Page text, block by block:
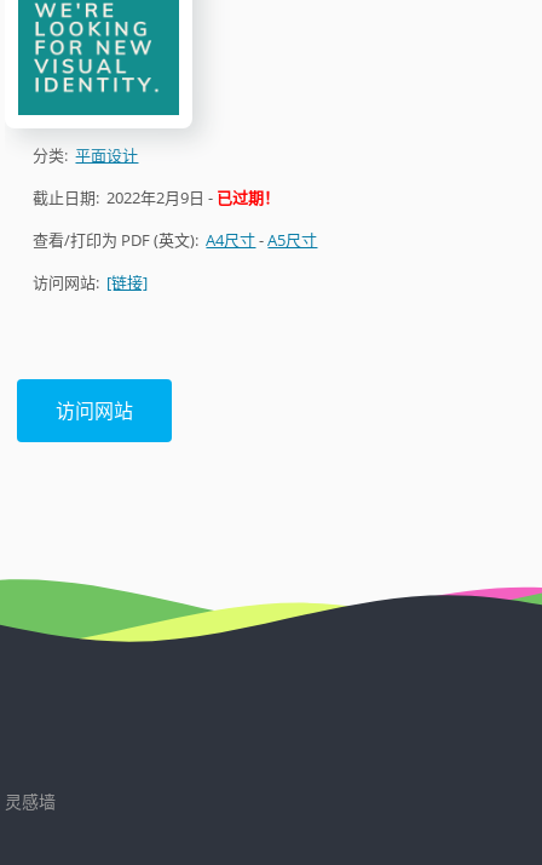
分类:平面设计
截止日期:2022年2月9日 - 已过期！
查看/打印为 PDF (英文):A4尺寸-A5尺寸
访问网站: [链接]
访问网站
灵感墙